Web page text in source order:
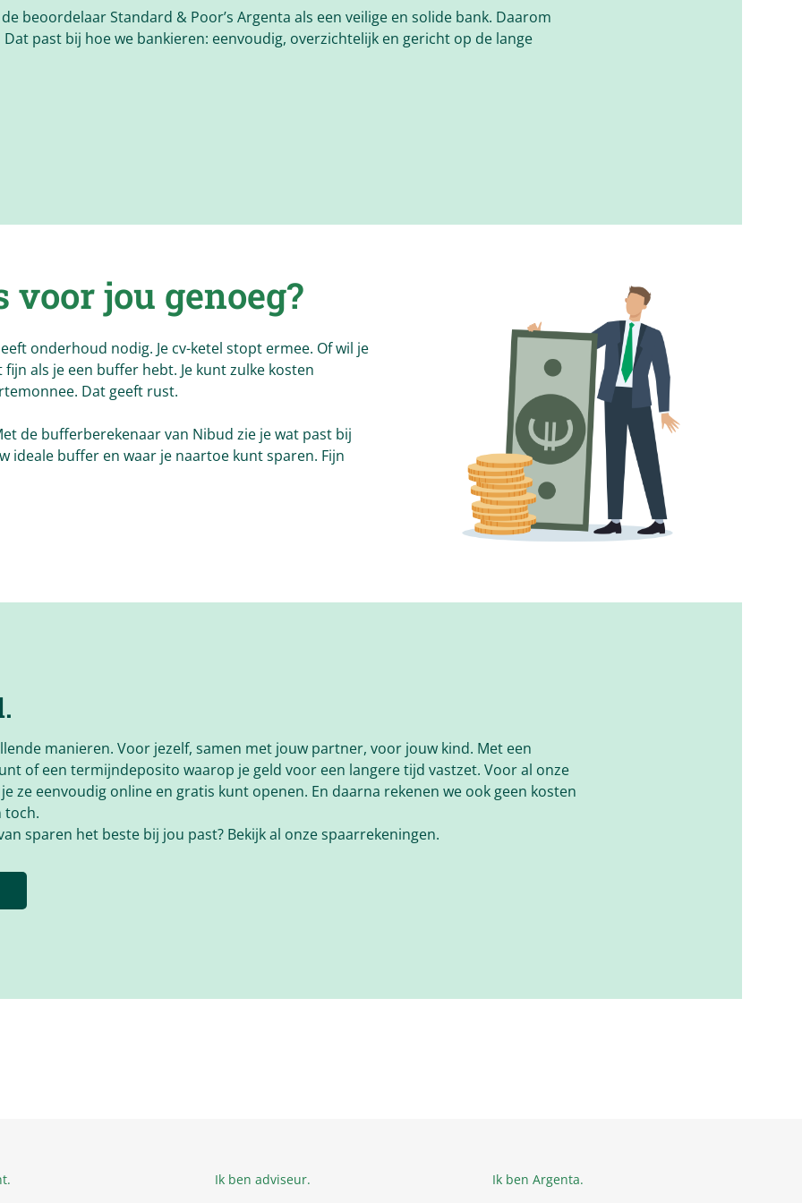
beoordelaar Standard & Poor’s Argenta als een veilige en solide bank. Daarom
past bij hoe we bankieren: eenvoudig, overzichtelijk en gericht op de lange
voor jou genoeg?
onderhoud nodig. Je cv-ketel stopt ermee. Of wil je
als je een buffer hebt. Je kunt zulke kosten
Dat geeft rust.
de bufferberekenaar van Nibud zie je wat past bij
ideale buffer en waar je naartoe kunt sparen. Fijn
manieren. Voor jezelf, samen met jouw partner, voor jouw kind. Met een
of een termijndeposito waarop je geld voor een langere tijd vastzet. Voor al onze
ze eenvoudig online en gratis kunt openen. En daarna rekenen we ook geen kosten
toch.
sparen het beste bij jou past? Bekijk al onze spaarrekeningen.
Ik ben adviseur. Ik ben Argenta.